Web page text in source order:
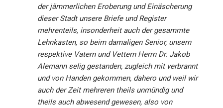
der jämmerlichen Eroberung und Ein­äscherung
dieser Stadt unsere Briefe und Register
mehrenteils, insonderheit auch der gesammte
Lehnkasten, so beim damaligen Senior, unsern
respektive Vatern und Vettern Herrn Dr. Jakob
Alemann selig gestanden, zugleich mit verbrannt
und von Handen gekommen, dahero und weil wir
auch der Zeit mehreren theils unmündig und
theils auch abwesend gewesen, also von